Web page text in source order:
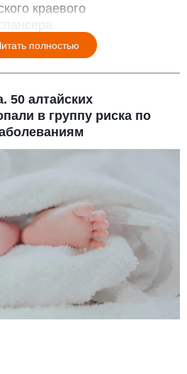
краевого
полностью
50 алтайских
в группу риска по